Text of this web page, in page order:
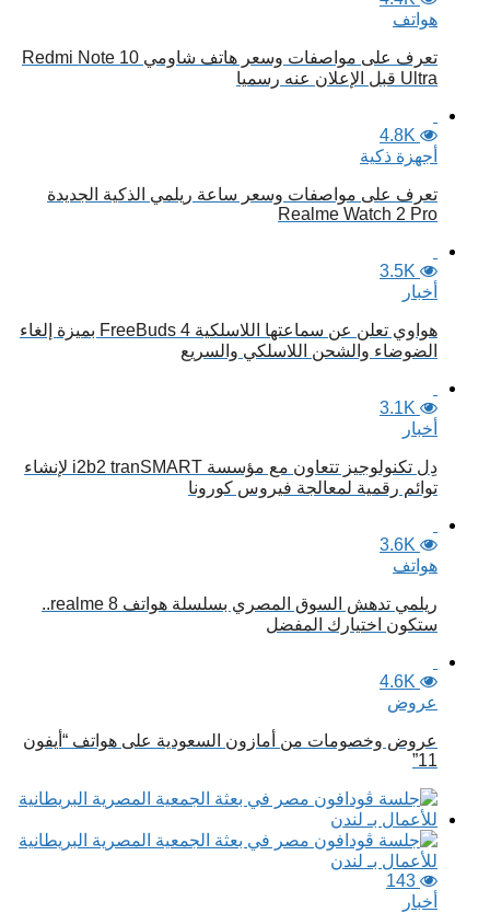
هواتف
تعرف على مواصفات وسعر هاتف شاومي Redmi Note 10
Ultra قبل الإعلان عنه رسميا
4.8K
أجهزة ذكية
تعرف على مواصفات وسعر ساعة ريلمي الذكية الجديدة
Realme Watch 2 Pro
3.5K
أخبار
هواوي تعلن عن سماعتها اللاسلكية FreeBuds 4 بميزة إلغاء
الضوضاء والشحن اللاسلكي والسريع
3.1K
أخبار
دِل تكنولوجيز تتعاون مع مؤسسة i2b2 tranSMART لإنشاء
توائم رقمية لمعالجة فيروس كورونا
3.6K
هواتف
ريلمي تدهش السوق المصري بسلسلة هواتف realme 8..
ستكون اختيارك المفضل
4.6K
عروض
عروض وخصومات من أمازون السعودية على هواتف “أيفون
11”
143
أخبار